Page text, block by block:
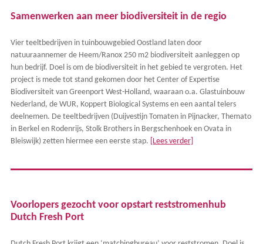
Samenwerken aan meer biodiversiteit in de regio
Vier teeltbedrijven in tuinbouwgebied Oostland laten door
natuuraannemer de Heem/Ranox 250 m2 biodiversiteit aanleggen op
hun bedrijf. Doel is om de biodiversiteit in het gebied te vergroten. Het
project is mede tot stand gekomen door het Center of Expertise
Biodiversiteit van Greenport West-Holland, waaraan o.a. Glastuinbouw
Nederland, de WUR, Koppert Biological Systems en een aantal telers
deelnemen. De teeltbedrijven (Duijvestijn Tomaten in Pijnacker, Themato
in Berkel en Rodenrijs, Stolk Brothers in Bergschenhoek en Ovata in
Bleiswijk) zetten hiermee een eerste stap. [Lees verder]
Voorlopers gezocht voor opstart reststromenhub
Dutch Fresh Port